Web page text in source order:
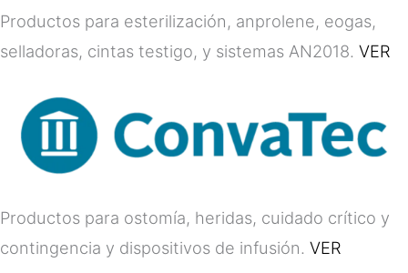
Productos para esterilización, anprolene, eogas,
selladoras, cintas testigo, y sistemas AN2018. VER
Productos para ostomía, heridas, cuidado crítico y
contingencia y dispositivos de infusión. VER